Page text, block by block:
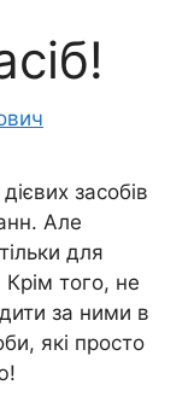
засобів
Але
для
Крім того, не
за ними в
які просто